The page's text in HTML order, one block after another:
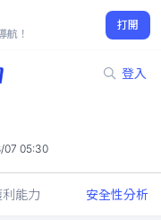
航！
打開
登入
07 05:30
利能力 安全性分析